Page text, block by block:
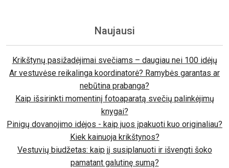
Naujausi
Krikštynų pasižadėjimai svečiams – daugiau nei 100 idėjų
Ar vestuvėse reikalinga koordinatorė? Ramybės garantas ar
nebūtina prabanga?
Kaip išsirinkti momentinį fotoaparatą svečių palinkėjimų
knygai?
Pinigų dovanojimo idėjos - kaip juos įpakuoti kuo originaliau?
Kiek kainuoja krikštynos?
Vestuvių biudžetas: kaip jį susiplanuoti ir išvengti šoko
pamatant galutinę sumą?